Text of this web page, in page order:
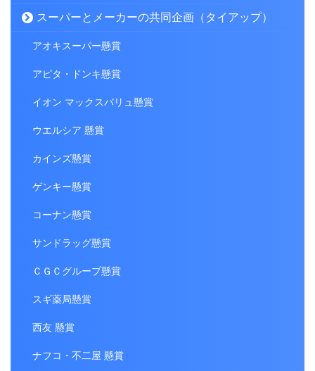
スーパーとメーカーの共同企画（タイアップ）
アオキスーパー懸賞
アピタ・ドンキ懸賞
イオン マックスバリュ懸賞
ウエルシア 懸賞
カインズ懸賞
ゲンキー懸賞
コーナン懸賞
サンドラッグ懸賞
ＣＧＣグループ懸賞
スギ薬局懸賞
西友 懸賞
ナフコ・不二屋 懸賞